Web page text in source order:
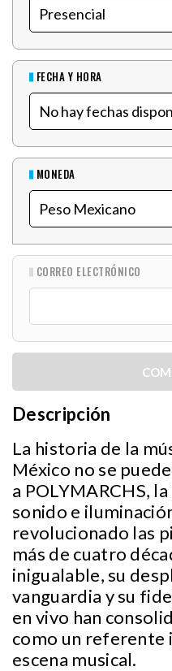
FECHA Y HORA
MONEDA
CORREO ELECTRÓNICO
Descripción
La historia de la
México no se
a POLYMARCHS,
sonido e
revolucionado las
más de cuatro
inigualable, su
vanguardia y su
en vivo han
como un referente
escena musical.